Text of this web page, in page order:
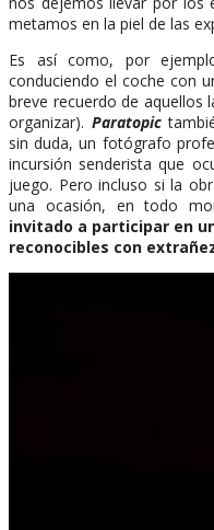
metamos en la piel de las
Es así como, por
conduciendo el coche con
breve recuerdo de aquellos
organizar). Paratopic
sin duda, un fotógrafo
incursión senderista que
juego. Pero incluso si la
una ocasión, en todo
invitado a participar en
reconocibles con